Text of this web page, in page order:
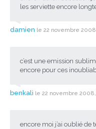
les serviette encore
damien le 22 novembre 2008,
c’est une emission
encore pour ces
benkali le 22 novembre 2008,
encore moi j’ai oublié de